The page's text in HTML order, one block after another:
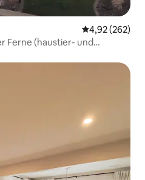
4,92 (262)
Ferne (haustier- und